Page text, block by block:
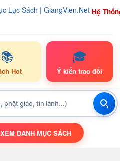
Hệ
📚
Hot
🎓
Ý kiến trao đổi
TOGGLE NAVIGATION
DANH MỤC SÁCH